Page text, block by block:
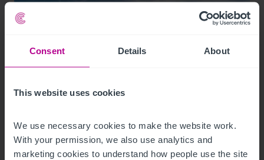
Consent Details About
This website uses cookies
We use necessary cookies to make the website work.
With your permission, we also use analytics and
marketing cookies to understand how people use the site
9/12/2023
für das Mainfranken Center Bamberg